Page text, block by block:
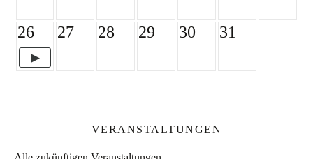
26 27 28 29 30 31
VERANSTALTUNGEN